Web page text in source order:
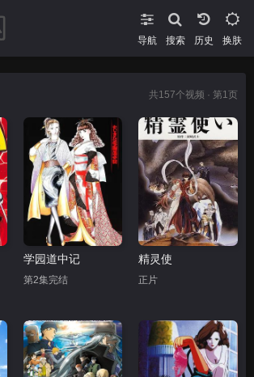
导航 搜索 换肤
共157个视频 · 第1页
学园道中记
第2集完结
精灵使
正片